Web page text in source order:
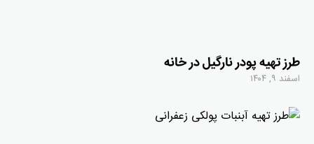
طرز تهیه پودر نارگیل در خانه
اسفند ۹, ۱۴۰۴